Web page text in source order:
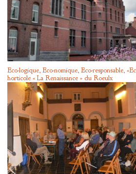
Eco-logique, Eco-nomique, Eco-responsable,
horticole « La Renaissance » du Roeulx